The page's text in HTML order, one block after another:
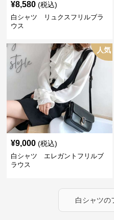
¥8,580 (税込)
白シャツ リュクスフリルブラ
ウス
人気
¥9,000 (税込)
白シャツ エレガントフリルブ
ラウス
白シャツの